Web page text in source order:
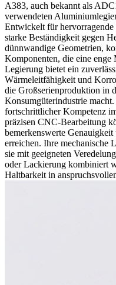
A383, auch bekannt als
verwendeten
Entwickelt für
starke Beständigkeit gegen
dünnwandige Geometrien,
Komponenten, die eine
Legierung bietet ein
Wärmeleitfähigkeit und
die Großserienproduktion in
Konsumgüterindustrie
fortschrittlicher Kompetenz
präzisen CNC-Bearbeitung
bemerkenswerte
erreichen. Ihre mechanische
sie mit geeigneten
oderLackierung kombiniert
Haltbarkeit in